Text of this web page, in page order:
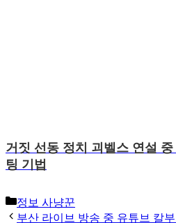
거짓 선동 정치 괴벨스 연설 중
팅 기법
카
테
정보 사냥꾼
부산 라이브 방송 중 유튜브 칼